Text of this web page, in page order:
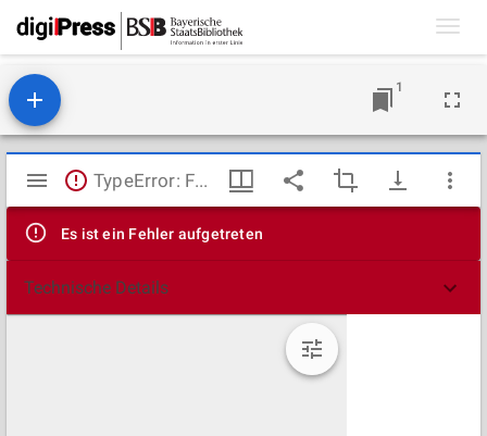
1
Mirador
Viewer
TypeError: Failed to fetch
Es ist ein Fehler aufgetreten
Technische Details